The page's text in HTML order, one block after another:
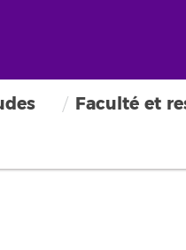
Faculté et